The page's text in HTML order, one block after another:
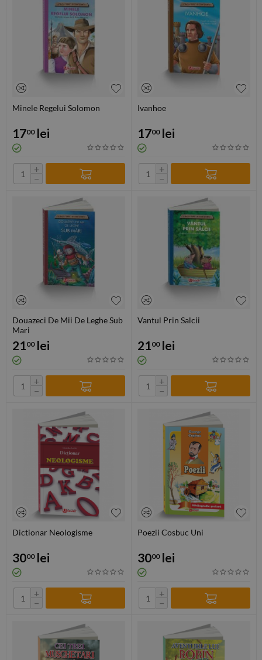
Minele Regelui Solomon
1700 lei
+
−
Ivanhoe
1700 lei
+
−
Douazeci De Mii De Leghe Sub
Mari
2100 lei
+
−
Vantul Prin Salcii
2100 lei
+
−
Dictionar Neologisme
3000 lei
+
−
Poezii Cosbuc Uni
3000 lei
+
−